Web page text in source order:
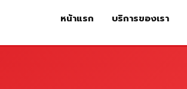
หน้าแรก
หน้าแรก บริการของเรา